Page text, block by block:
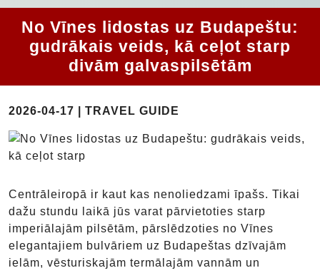
No Vīnes lidostas uz Budapeštu:
gudrākais veids, kā ceļot starp
divām galvaspilsētām
2026-04-17 | TRAVEL GUIDE
Centrāleiropā ir kaut kas nenoliedzami īpašs. Tikai
dažu stundu laikā jūs varat pārvietoties starp
imperiālajām pilsētām, pārslēdzoties no Vīnes
elegantajiem bulvāriem uz Budapeštas dzīvajām
ielām, vēsturiskajām termālajām vannām un